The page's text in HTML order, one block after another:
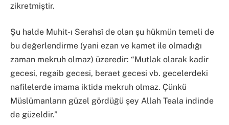
zikretmiştir.
​Şu halde Muhit-ı Serahsî de olan şu hükmün temeli de
bu değerlendirme (yani ezan ve kamet ile olmadığı
zaman mekruh olmaz) üzeredir: “Mutlak olarak kadir
gecesi, regaib gecesi, beraet gecesi vb. gecelerdeki
nafilelerde imama iktida mekruh olmaz. Çünkü
Müslümanların güzel gördüğü şey Allah Teala indinde
de güzeldir.”